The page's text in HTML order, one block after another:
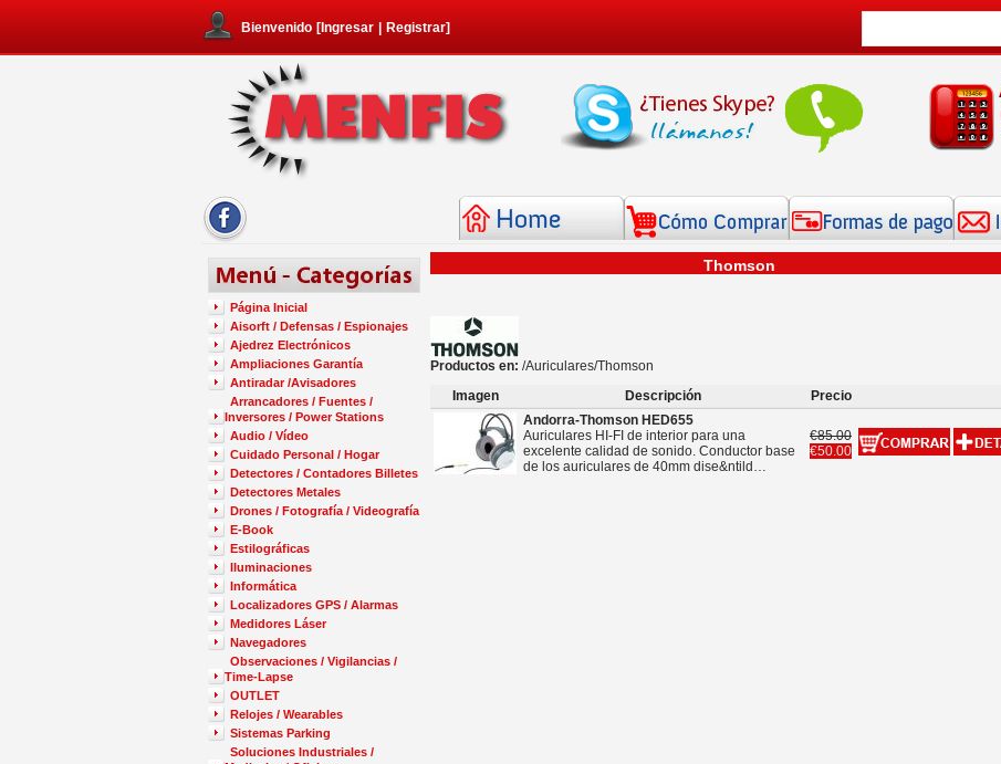
Bienvenido [ Ingresar Registrar]
Página Inicial
Aisorft / Defensas / Espionajes
Ajedrez Electrónicos
Ampliaciones Garantía
Antiradar /Avisadores
Arrancadores / Fuentes /
Inversores / Power Stations
Audio / Vídeo
Cuidado Personal / Hogar
Detectores / Contadores Billetes
Detectores Metales
Drones / Fotografía / Videografía
E-Book
Estilográficas
Iluminaciones
Informática
Localizadores GPS / Alarmas
Medidores Láser
Navegadores
Observaciones / Vigilancias /
Time-Lapse
OUTLET
Relojes / Wearables
Sistemas Parking
Soluciones Industriales /
Thomson
Productos en: /Auriculares/Thomson
Imagen
Descripción
Precio
Andorra-Thomson HED655
Auriculares HI-FI de interior para una
excelente calidad de sonido. Conductor base
de los auriculares de 40mm dise&ntild…
€85.00
€50.00